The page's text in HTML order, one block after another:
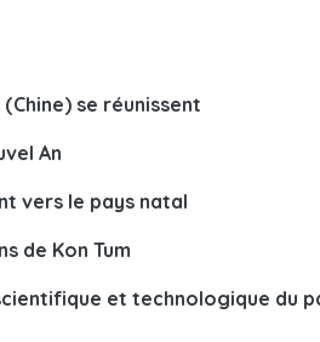
se réunissent
An
vers le pays natal
de Kon Tum
et technologique du